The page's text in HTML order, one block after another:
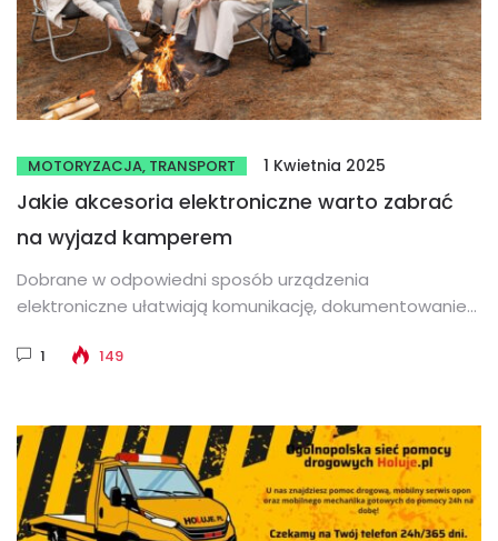
MOTORYZACJA, TRANSPORT 1 Kwietnia 2025
Jakie akcesoria elektroniczne warto zabrać
na wyjazd kamperem
Dobrane w odpowiedni sposób urządzenia
elektroniczne ułatwiają komunikację, dokumentowanie
wakacyjnych wojaży kamperem....
1 149